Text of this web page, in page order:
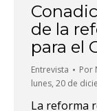
de la
para el
Entrevista Por
lunes, 20 de
La reforma